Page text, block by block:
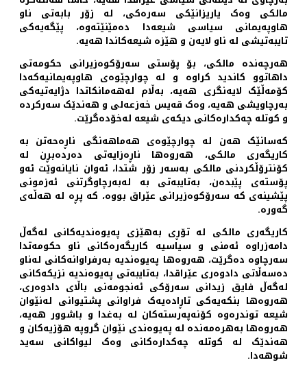
مالکی وەک یاریزانێکی سەرەکی، لە زۆر بابەتی ناو
هاوپەیمانی سیاسی شیعەدا دەمێنێتەوە، پێگەیەکی
تایبەتیشی لە ناو لایەن و هێزە شیعەکاندا هەیە.
هەرچەندە مالکی، بۆ پۆستی سەرۆکوەزیرانی حکومەتی
داهاتوو کاندید کراوە و لە چوارچێوەی هاوپەیمانیەکەدا
کۆمەڵێک لایەنگری هەیە، بەڵام لەهەمانکاتدا دژایەتیەکی
بەرچاویشی هەیە، وەک قەیس خەزعەلی و هەندێک سەرکردە
و کوتلە چەکدارەکانی دیکەی شیعە لەخۆدەگرێت.
کەسانێک هەن لە چوارچێوەی هەماهەنگی ناڕەحەتن بە
کاریگەری مالکی، هەروەها ناڕەزایەتی دەردەبڕن لە
کۆنترۆڵکردنی مالکی بەسەر زۆر شتدا، ئەوان نایانەوێت ئەو
پۆستەی پێبدەن، بەتایبەتی بە لەبەرچاوگرتنی ئەزمونی
پێشینەی کە سەرۆکوەزیرانی عێراق بووە، کە پڕە لە هەڵەی
گەورە.
کاریگەری مالکی لە تۆڕی بەهێزی پەیوەندیەکانی لەگەڵ
دامەزراوە ئەمنی و سیاسیە کاریگەرەکانی ناو حکومەتدا
سەرچاوە دەگرێت، هەروەها پەیوەندیە بەرفراوانەکانی لەناو
دەسەڵاتی دادوەری عێراقدا، بەتایبەتی پەیوەندیە نزیکەکانی
لەگەڵ فایق زیدانی سەرۆکی ئەنجومەنی باڵای دادوەری،
هەروەها بنکەیەکی تاڕادەیەک فراوانی پشتیوانی لەنێوان
شیعە توندرەوە کۆنەپەرستەکان لە بەغدا و باشوور هەیە،
هەروەها بەهرەمەندە لە پەیوەندی نێوان گروپە هۆزیەکان و
هەندێک لە کوتلە چەکدارەکانی وەک لیواکانی سەید
شوهەدا.